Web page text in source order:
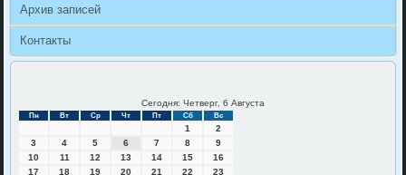
Архив записей
Контакты
Сегодня: Четверг, 6 Августа
Пн Вт Ср Чт Пт Сб Вс
1
2
3
4 5 6 7 8
9
10
11 12 13 14 15
16
17
18 19 20 21 22 23